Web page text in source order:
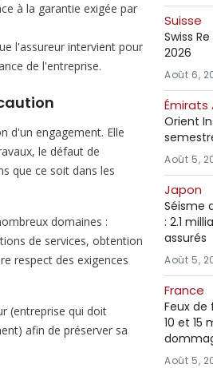
à la garantie exigée par
l'assureur intervient pour
de l'entreprise.
d'un engagement. Elle
le défaut de
que ce soit dans les
domaines :
de services, obtention
respect des exigences
(entreprise qui doit
afin de préserver sa
Suisse
Swiss
2026
Août 6,
Émirats
Orient
Août 5,
Japon
Séisme
: 2.1
assurés
Août 5,
France
Feux de
10 et 15
Août 5,